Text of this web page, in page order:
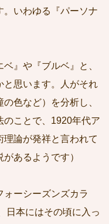
。いわゆる『パーソナ
』や『ブルベ』と、
と思います。人がそれ
色など）を分析し、
のことで、1920年代ア
理論が発祥と言われて
あるようです）
ォーシーズンズカラ
日本にはその頃に入っ